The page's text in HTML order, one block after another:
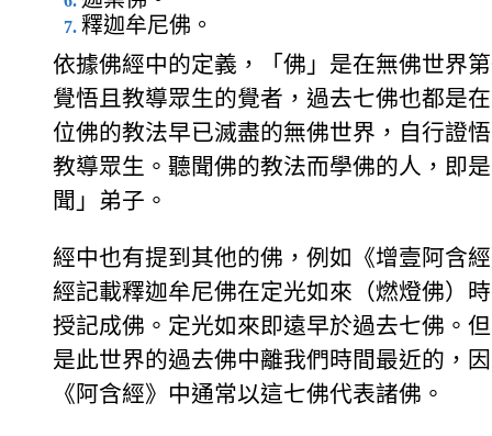
釋迦牟尼佛。
依據佛經中的定義，「佛」是在無佛世界
覺悟且教導眾生的覺者，過去七佛也都是
位佛的教法早已滅盡的無佛世界，自行證
教導眾生。聽聞佛的教法而學佛的人，即
聞」弟子。
經中也有提到其他的佛，例如《增壹阿含
經記載釋迦牟尼佛在定光如來（燃燈佛）
授記成佛。定光如來即遠早於過去七佛。
是此世界的過去佛中離我們時間最近的，
《阿含經》中通常以這七佛代表諸佛。